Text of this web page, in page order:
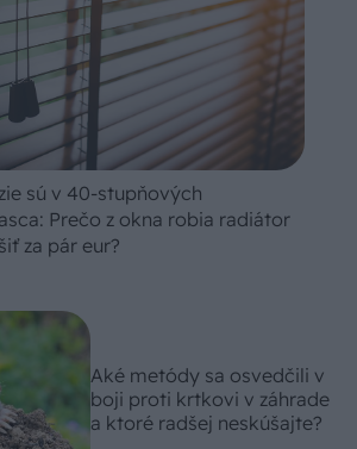
sú v 40-stupňových
Prečo z okna robia radiátor
za pár eur?
Aké metódy sa osvedčili v
boji proti krtkovi v záhrade
a ktoré radšej neskúšajte?